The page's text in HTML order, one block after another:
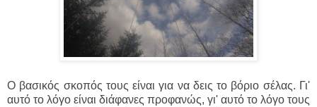
Ο βασικός σκοπός τους είναι για να δεις το βόριο σέλας. Γι'
αυτό το λόγο είναι διάφανες προφανώς, γι' αυτό το λόγο τους